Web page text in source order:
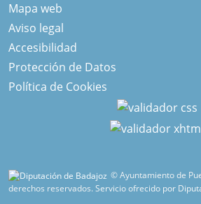
Mapa web
Aviso legal
Accesibilidad
Protección de Datos
Política de Cookies
© Ayuntamiento de
derechos reservados.Servicio ofrecido por